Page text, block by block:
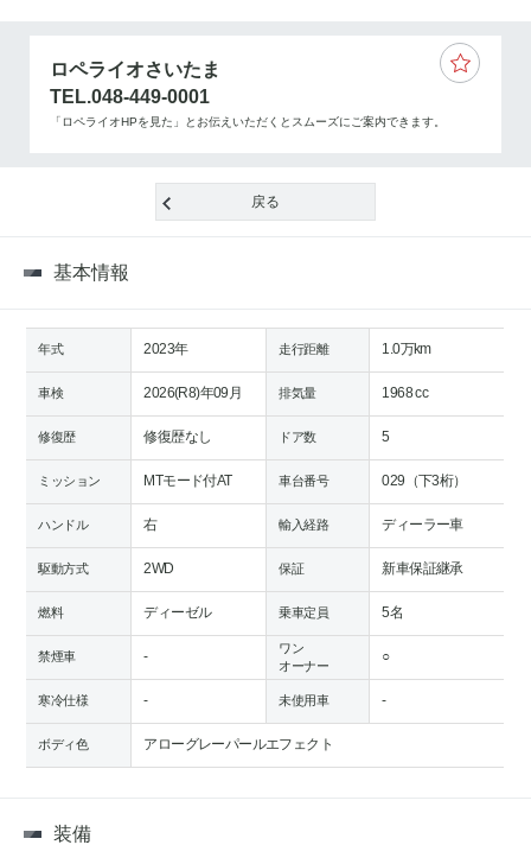
ロペライオさいたま
TEL.048-449-0001
「ロペライオHPを見た」とお伝えいただくとスムーズにご案内できます。
戻る
基本情報
年式 2023年 走行距離 1.0万km
車検 2026(R8)年09月 排気量 1968 cc
修復歴 修復歴なし ドア数 5
ミッション MTモード付AT 車台番号 029（下3桁）
ハンドル 右 輸入経路 ディーラー車
駆動方式 2WD 保証 新車保証継承
燃料 ディーゼル 乗車定員 5名
禁煙車 -
ワン
オーナー
○
寒冷仕様 - 未使用車 -
ボディ色 アローグレーパールエフェクト
装備